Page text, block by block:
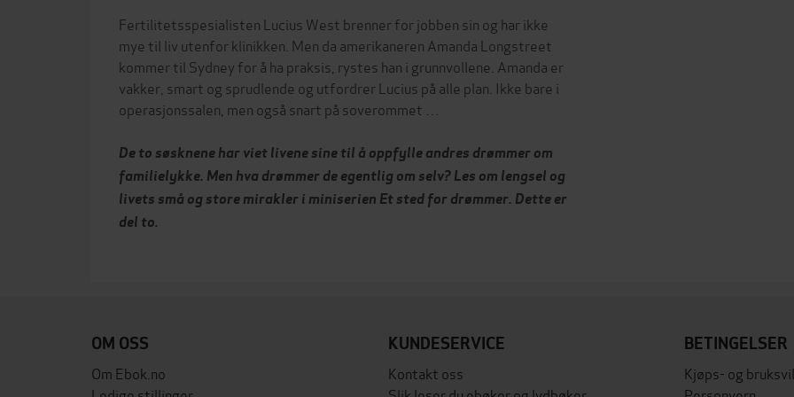
Fertilitetsspesialisten Lucius West brenner for jobben sin og har ikke
mye til liv utenfor klinikken. Men da amerikaneren Amanda Longstreet
kommer til Sydney for å ha praksis, rystes han i grunnvollene. Amanda er
vakker, smart og sprudlende og utfordrer Lucius på alle plan. Ikke bare i
operasjonssalen, men også snart på soverommet …
De to søsknene har viet livene sine til å oppfylle andres drømmer om
familielykke. Men hva drømmer de egentlig om selv? Les om lengsel og
livets små og store mirakler i miniserien Et sted for drømmer. Dette er
del to.
OM OSS
Om Ebok.no
KUNDESERVICE
Kontakt oss
BETINGELSER
Kjøps- og